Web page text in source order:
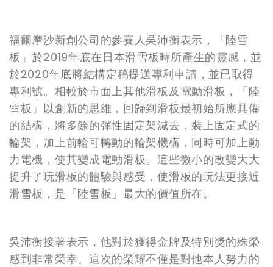
福爾摩沙新創公司的參賽人吳沛衡表示，「陸雪
板」於2019年底在日本滑雪板時所產生的靈感，並
於2020年底將結構定稿提送專利申請，並已取得
專利號。相較於市面上其他滑板及電動滑板，「陸
雪板」以創新的思維，回歸到滑板最初始所應具備
的結構，將多餘的彈性固定架減去，裝上固定式的
輪架，加上前輪可轉動的輪架機構，同時可加上動
力電機，使其變成電動滑板。這些微小的改變大大
提升了玩滑板的體驗與感受，使滑板的玩法更接近
滑雪板，是「陸雪板」最大的價值所在。
吳沛衡接著表示，他對於獲得金牌及特別獎的殊榮
感到非常榮幸。這次的榮耀不僅是對他本人努力的